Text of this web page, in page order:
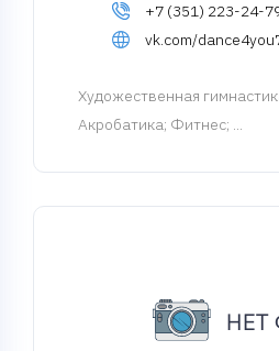
+7 (351) 223-24-
vk.com/
Художественная
Акробатика; Фитнес; ...